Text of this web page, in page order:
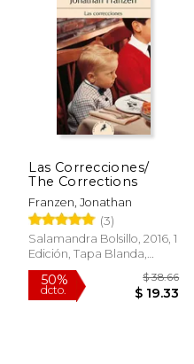
15%
dcto.
Rápido
Las Correcciones/
The Corrections
Franzen, Jonathan
(3)
Salamandra Bolsillo, 2016, 1
Edición, Tapa Blanda,
Nuevo